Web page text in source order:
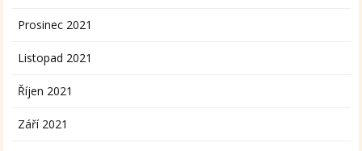
Prosinec 2021
Listopad 2021
Říjen 2021
Září 2021